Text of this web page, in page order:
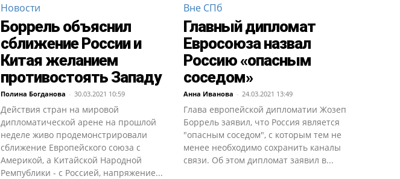
Новости
Боррель объяснил
сближение России и
Китая желанием
противостоять Западу
Полина Богданова - 30.03.2021 10:59
Действия стран на мировой
дипломатической арене на прошлой
неделе живо продемонстрировали
сближение Европейского союза с
Америкой, а Китайской Народной
Ремпублики - с Россией, напряжение...
Вне СПб
Главный дипломат
Евросоюза назвал
Россию «опасным
соседом»
Анна Иванова - 24.03.2021 13:49
Глава европейской дипломатии Жозеп
Боррель заявил, что Россия является
"опасным соседом", с которым тем не
менее необходимо сохранить каналы
связи. Об этом дипломат заявил в...